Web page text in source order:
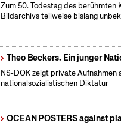
Zum 50. Todestag des
Bildarchivs teilweise bislang
Theo Beckers. Ein junger
NS-DOK zeigt private
nationalsozialistischen Diktatur
OCEAN POSTERS against